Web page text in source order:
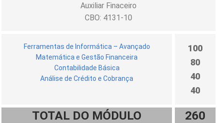
Auxiliar Finaceiro
CBO: 4131-10
Ferramentas de Informática – Avançado
Matemática e Gestão Financeira
Contabilidade Básica
Análise de Crédito e Cobrança
100
80
40
40
TOTAL DO MÓDULO 260